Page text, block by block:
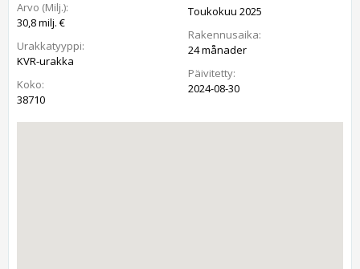
Arvo (Milj.):
30,8 milj. €
Urakkatyyppi:
KVR-urakka
Koko:
38710
Toukokuu 2025
Rakennusaika:
24 månader
Päivitetty:
2024-08-30